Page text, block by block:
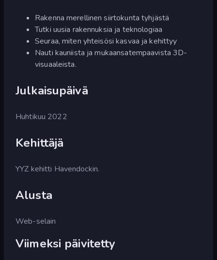
Rakenna merellinen siirtokunta tyhjästä
Tutki uusia rakennuksia ja teknologiaa
Seuraa, miten yhteisösi kasvaa ja kehittyy
Nauti kauniista ja mukaansatempaavista 3D-
visuaaleista.
Julkaisupäivä
Huhtikuu 2022
Kehittäjä
YYZ kehitti Havendockin.
Alusta
Web-selain
Viimeksi päivitetty